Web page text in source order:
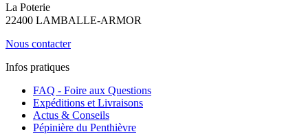
La Poterie
22400 LAMBALLE-ARMOR
Nous contacter
Infos pratiques
FAQ - Foire aux Questions
Expéditions et Livraisons
Actus & Conseils
Pépinière du Penthièvre